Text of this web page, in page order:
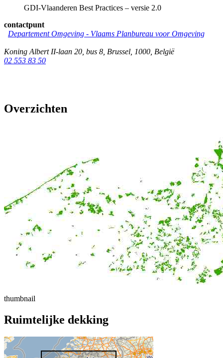
GDI-Vlaanderen Best Practices – versie 2.0
contactpunt
Departement Omgeving - Vlaams Planbureau voor Omgeving
Koning Albert II-laan 20, bus 8 Brussel 1000 België
02 553 83 50
Overzichten
thumbnail
Ruimtelijke dekking